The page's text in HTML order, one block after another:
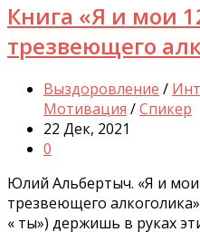
Книга «Я и мои
трезвеющего
Выздоровление /
Мотивация /Спикер
22 Дек, 2021
0
Юлий Альбертыч. «Я и мои
трезвеющего
« ты») держишь в руках